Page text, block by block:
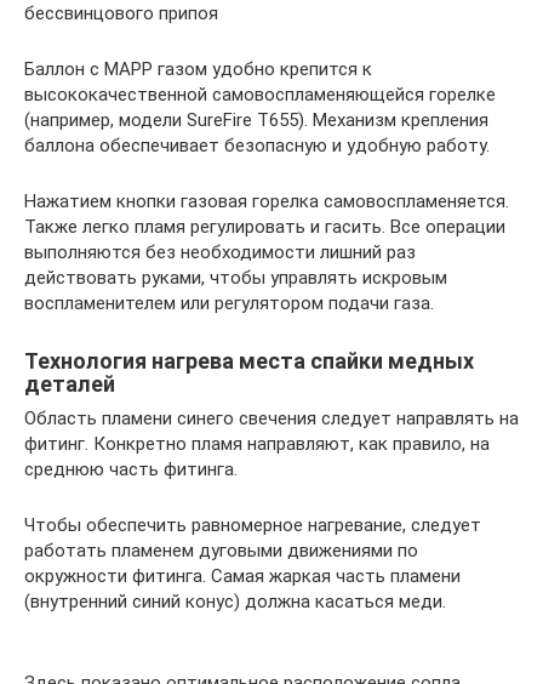
бессвинцового припоя
Баллон с MAPP газом удобно крепится к
высококачественной самовоспламеняющейся горелке
(например, модели SureFire T655). Механизм крепления
баллона обеспечивает безопасную и удобную работу.
Нажатием кнопки газовая горелка самовоспламеняется.
Также легко пламя регулировать и гасить. Все операции
выполняются без необходимости лишний раз
действовать руками, чтобы управлять искровым
воспламенителем или регулятором подачи газа.
Технология нагрева места спайки медных
деталей
Область пламени синего свечения следует направлять на
фитинг. Конкретно пламя направляют, как правило, на
среднюю часть фитинга.
Чтобы обеспечить равномерное нагревание, следует
работать пламенем дуговыми движениями по
окружности фитинга. Самая жаркая часть пламени
(внутренний синий конус) должна касаться меди.